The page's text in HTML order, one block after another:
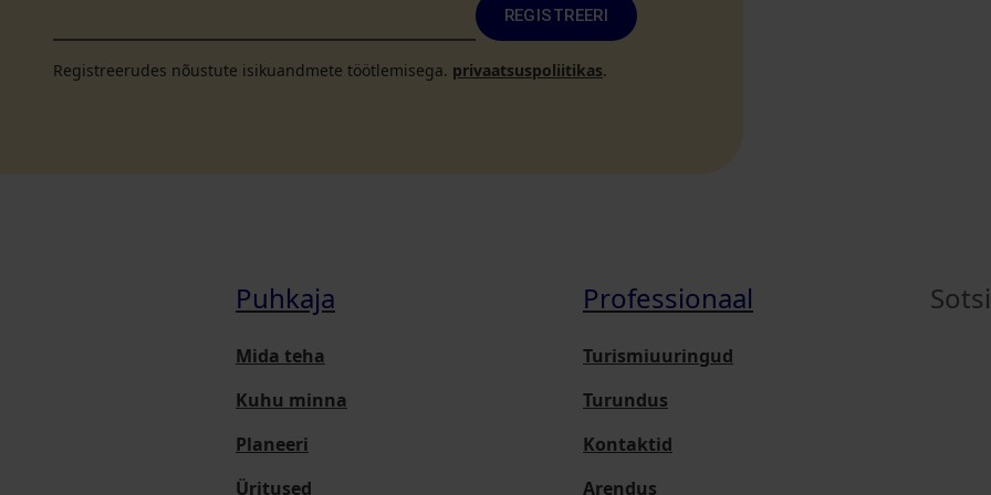
REGISTREERI
Registreerudes nõustute isikuandmete töötlemisega. privaatsuspoliitikas.
Puhkaja
Mida teha
Kuhu minna
Planeeri
Üritused
Professionaal
Turismiuuringud
Turundus
Kontaktid
Arendus